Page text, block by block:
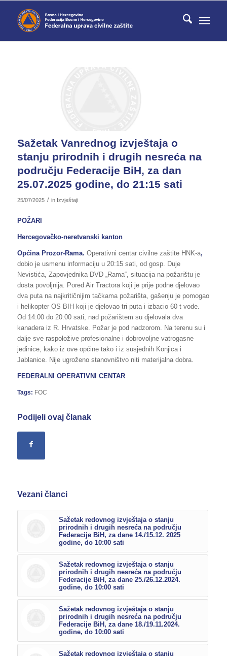
Sažetak Vanrednog izvještaja o
stanju prirodnih i drugih nesreća na
području Federacije BiH, za dan
25.07.2025 godine, do 21:15 sati
25/07/2025 / in Izvještaji
POŽARI
Hercegovačko-neretvanski kanton
Općina Prozor-Rama. Operativni centar civilne zaštite HNK-a,
dobio je usmenu informaciju u 20:15 sati, od gosp. Duje
Nevistića, Zapovjednika DVD „Rama“, situacija na požarištu je
dosta povoljnija. Pored Air Tractora koji je prije podne djelovao
dva puta na najkritičnijim tačkama požarišta, gašenju je pomogao
i helikopter OS BIH koji je djelovao tri puta i izbacio 60 t vode.
Od 14:00 do 20:00 sati, nad požarištem su djelovala dva
kanadera iz R. Hrvatske. Požar je pod nadzorom. Na terenu su i
dalje sve raspoložive profesionalne i dobrovoljne vatrogasne
jedinice, kako iz ove općine tako i iz susjednih Konjica i
Jablanice. Nije ugroženo stanovništvo niti materijalna dobra.
FEDERALNI OPERATIVNI CENTAR
Tags: FOC
Podijeli ovaj članak
Vezani članci
Sažetak redovnog izvještaja o stanju
prirodnih i drugih nesreća na području
Federacije BiH, za dane 14./15.12. 2025
godine, do 10:00 sati
Sažetak redovnog izvještaja o stanju
prirodnih i drugih nesreća na području
Federacije BiH, za dane 25./26.12.2024.
godine, do 10:00 sati
Sažetak redovnog izvještaja o stanju
prirodnih i drugih nesreća na području
Federacije BiH, za dane 18./19.11.2024.
godine, do 10:00 sati
Sažetak redovnog izvještaja o stanju